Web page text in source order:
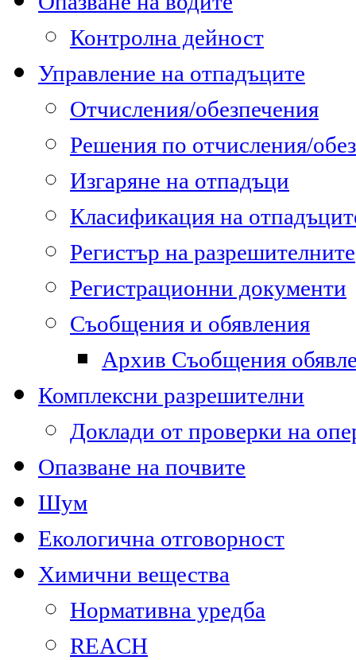
Контролна дейност
Управление на отпадъците
Отчисления/обезпечения
Решения по отчисления/
Изгаряне на отпадъци
Класификация на
Регистър на разрешителните
Регистрационни документи
Съобщения и обявления
Архив Съобщения
Комплексни разрешителни
Доклади от проверки на
Опазване на почвите
Шум
Екологична отговорност
Химични вещества
Нормативна уредба
REACH